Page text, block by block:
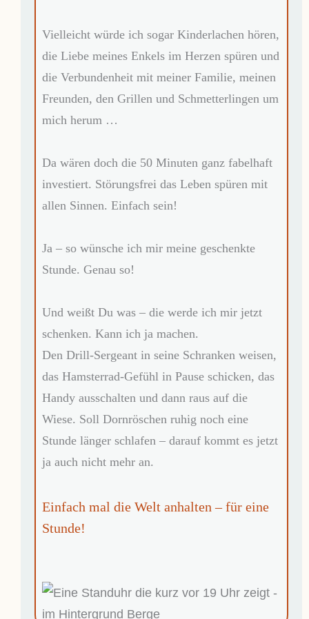
Vielleicht würde ich sogar Kinderlachen hören,
die Liebe meines Enkels im Herzen spüren und
die Verbundenheit mit meiner Familie, meinen
Freunden, den Grillen und Schmetterlingen um
mich herum …
Da wären doch die 50 Minuten ganz fabelhaft
investiert. Störungsfrei das Leben spüren mit
allen Sinnen. Einfach sein!
Ja – so wünsche ich mir meine geschenkte
Stunde. Genau so!
Und weißt Du was – die werde ich mir jetzt
schenken. Kann ich ja machen.
Den Drill-Sergeant in seine Schranken weisen,
das Hamsterrad-Gefühl in Pause schicken, das
Handy ausschalten und dann raus auf die
Wiese. Soll Dornröschen ruhig noch eine
Stunde länger schlafen – darauf kommt es jetzt
ja auch nicht mehr an.
Einfach mal die Welt anhalten – für eine
Stunde!